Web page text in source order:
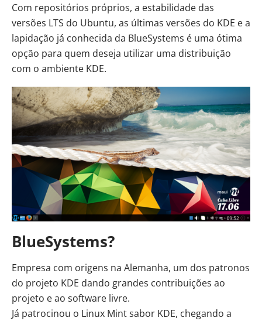
Com repositórios próprios, a estabilidade das
versões LTS do Ubuntu, as últimas versões do KDE e a
lapidação já conhecida da BlueSystems é uma ótima
opção para quem deseja utilizar uma distribuição
com o ambiente KDE.
BlueSystems?
Empresa com origens na Alemanha, um dos patronos
do projeto KDE dando grandes contribuições ao
projeto e ao software livre.
Já patrocinou o Linux Mintsabor KDE, chegando a